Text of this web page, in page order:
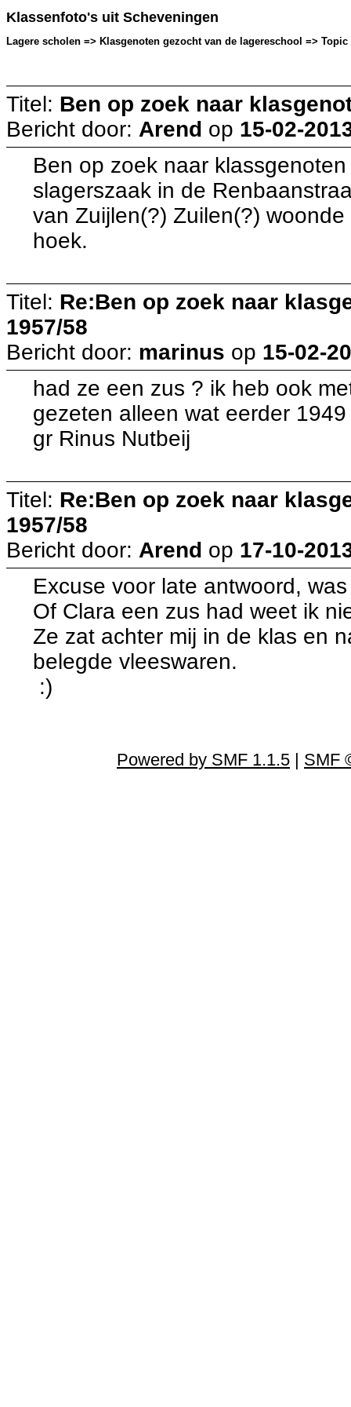
Klassenfoto's uit Scheveningen
Lagere scholen => Klasgenoten gezocht van de lagereschool => Topic
Titel: Ben op zoek naar
Bericht door: Arend op 15-02-
Ben op zoek naar
slagerszaak in de
van Zuijlen(?) Zuilen(?)
hoek.
Titel: Re:Ben op zoek naar
1957/58
Bericht door: marinus op 15-02-
had ze een zus ? ik heb ook
gezeten alleen wat eerder
gr Rinus Nutbeij
Titel: Re:Ben op zoek naar
1957/58
Bericht door: Arend op 17-10-
Excuse voor late antwoord,
Of Clara een zus had weet ik
Ze zat achter mij in de klas en
belegde vleeswaren.
:)
Powered by SMF 1.1.5 | SMF